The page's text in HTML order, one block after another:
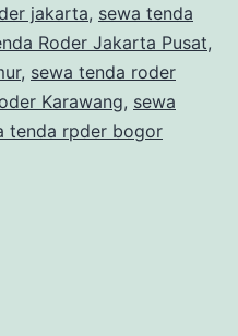
jakarta, sewa tenda
Roder Jakarta Pusat,
, sewa tenda roder
Karawang, sewa
tenda rpder bogor